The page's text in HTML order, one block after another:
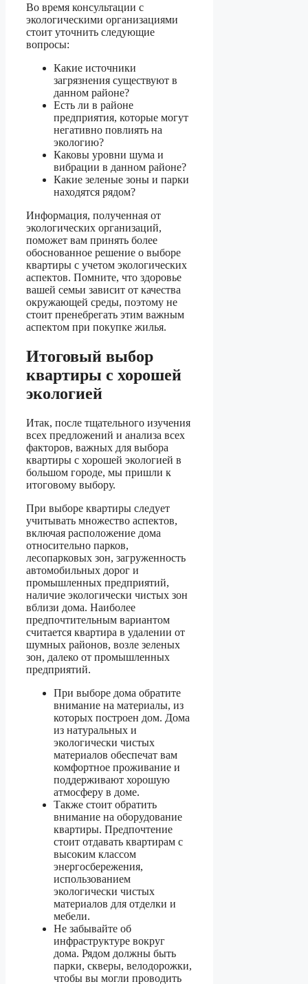
Во время консультации с
экологическими организациями
стоит уточнить следующие
вопросы:
Какие источники
загрязнения существуют в
данном районе?
Есть ли в районе
предприятия, которые могут
негативно повлиять на
экологию?
Каковы уровни шума и
вибрации в данном районе?
Какие зеленые зоны и парки
находятся рядом?
Информация, полученная от
экологических организаций,
поможет вам принять более
обоснованное решение о выборе
квартиры с учетом экологических
аспектов. Помните, что здоровье
вашей семьи зависит от качества
окружающей среды, поэтому не
стоит пренебрегать этим важным
аспектом при покупке жилья.
Итоговый выбор
квартиры с хорошей
экологией
Итак, после тщательного изучения
всех предложений и анализа всех
факторов, важных для выбора
квартиры с хорошей экологией в
большом городе, мы пришли к
итоговому выбору.
При выборе квартиры следует
учитывать множество аспектов,
включая расположение дома
относительно парков,
лесопарковых зон, загруженность
автомобильных дорог и
промышленных предприятий,
наличие экологически чистых зон
вблизи дома. Наиболее
предпочтительным вариантом
считается квартира в удалении от
шумных районов, возле зеленых
зон, далеко от промышленных
предприятий.
При выборе дома обратите
внимание на материалы, из
которых построен дом. Дома
из натуральных и
экологически чистых
материалов обеспечат вам
комфортное проживание и
поддерживают хорошую
атмосферу в доме.
Также стоит обратить
внимание на оборудование
квартиры. Предпочтение
стоит отдавать квартирам с
высоким классом
энергосбережения,
использованием
экологически чистых
материалов для отделки и
мебели.
Не забывайте об
инфраструктуре вокруг
дома. Рядом должны быть
парки, скверы, велодорожки,
чтобы вы могли проводить